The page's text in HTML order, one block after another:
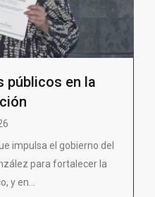
públicos en la
impulsa el gobierno del
para fortalecer la
y en...